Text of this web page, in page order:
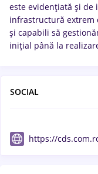
este evidențiată și de
infrastructură extrem
și capabili să
inițial până la
SOCIAL
https://